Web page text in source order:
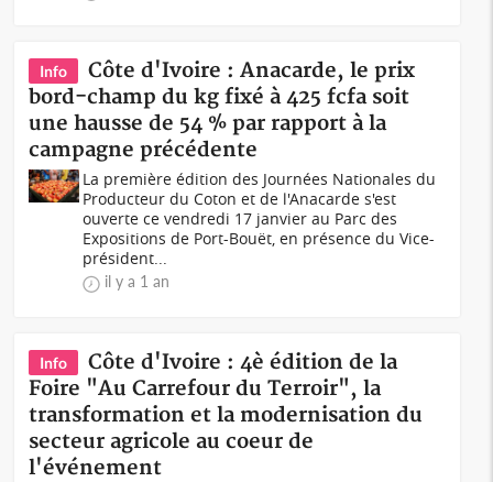
Info
Côte d'Ivoire : Anacarde, le prix
bord-champ du kg fixé à 425 fcfa soit
une hausse de 54 % par rapport à la
campagne précédente
La première édition des Journées Nationales du
Producteur du Coton et de l'Anacarde s'est
ouverte ce vendredi 17 janvier au Parc des
Expositions de Port-Bouët, en présence du Vice-
président...
il y a 1 an
Info
Côte d'Ivoire : 4è édition de la
Foire "Au Carrefour du Terroir", la
transformation et la modernisation du
secteur agricole au coeur de
l'événement